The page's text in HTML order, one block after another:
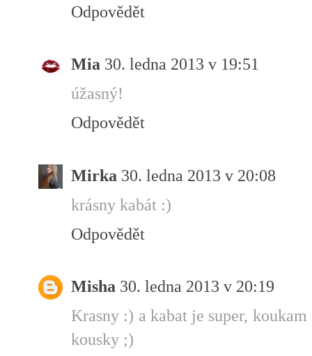
Odpovědět
Mia 30. ledna 2013 v 19:51
úžasný!
Odpovědět
Mirka 30. ledna 2013 v 20:08
krásny kabát :)
Odpovědět
Misha 30. ledna 2013 v 20:19
Krasny :) a kabat je super,
kousky ;)